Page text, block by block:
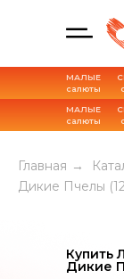
МАЛЫЕ
салюты
МАЛЫЕ
салюты
Главная →
Дикие Пчелы
Купить
Дикие